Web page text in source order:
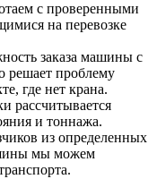
с проверенными
на перевозке
заказа машины с
проблему
где нет крана.
рассчитывается
и тоннажа.
из определенных
мы можем